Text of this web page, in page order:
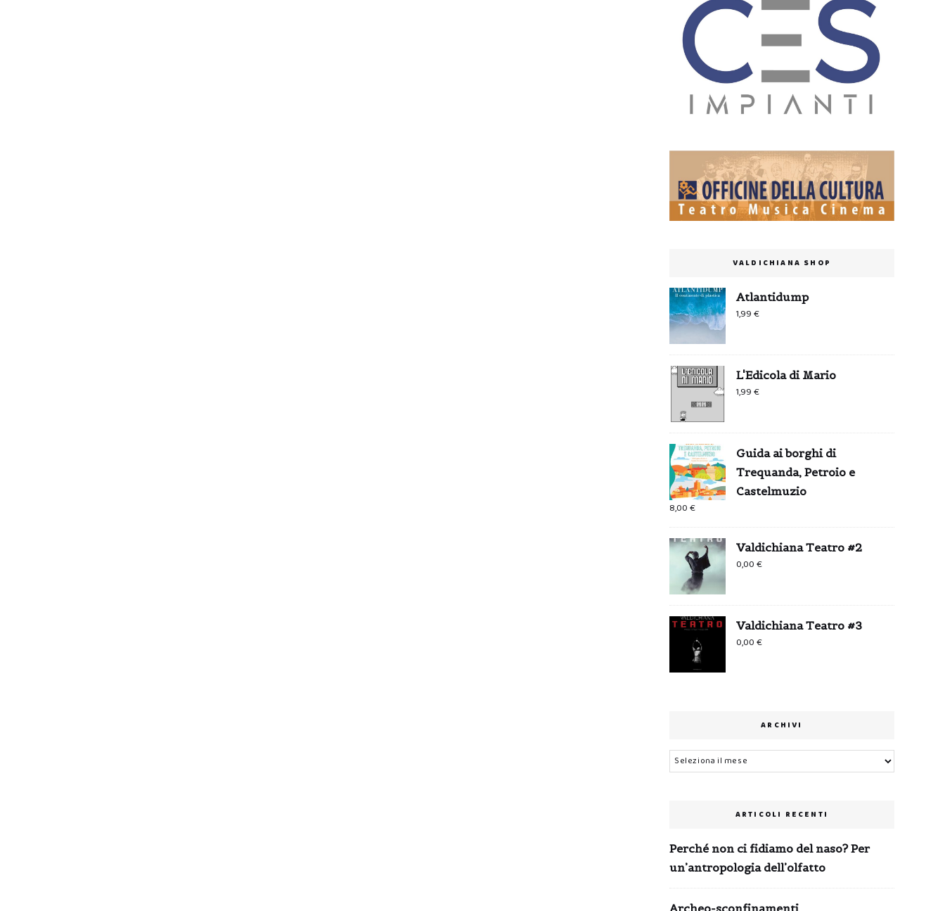
VALDICHIANA SHOP
Atlantidump
1,99€
L'Edicola di Mario
1,99€
Guida ai borghi di
Trequanda, Petroio e
Castelmuzio
8,00€
Valdichiana Teatro #2
0,00€
Valdichiana Teatro #3
0,00€
ARCHIVI
Archivi
ARTICOLI RECENTI
Perché non ci fidiamo del naso? Per
un’antropologia dell’olfatto
Archeo-sconfinamenti